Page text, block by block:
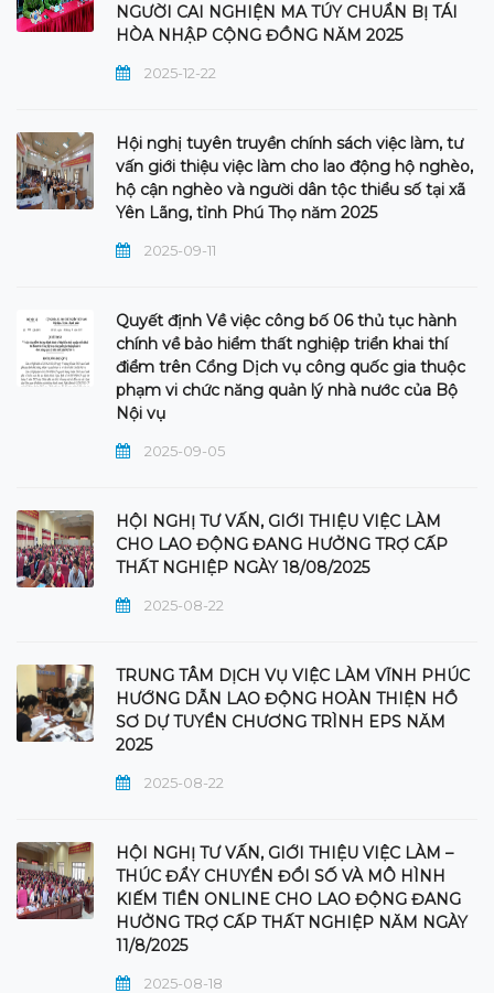
NGƯỜI CAI NGHIỆN MA TÚY CHUẨN BỊ TÁI
HÒA NHẬP CỘNG ĐỒNG NĂM 2025
2025-12-22
Hội nghị tuyên truyền chính sách việc làm, tư
vấn giới thiệu việc làm cho lao động hộ nghèo,
hộ cận nghèo và người dân tộc thiểu số tại xã
Yên Lãng, tỉnh Phú Thọ năm 2025
2025-09-11
Quyết định Về việc công bố 06 thủ tục hành
chính về bảo hiểm thất nghiệp triển khai thí
điểm trên Cổng Dịch vụ công quốc gia thuộc
phạm vi chức năng quản lý nhà nước của Bộ
Nội vụ
2025-09-05
HỘI NGHỊ TƯ VẤN, GIỚI THIỆU VIỆC LÀM
CHO LAO ĐỘNG ĐANG HƯỞNG TRỢ CẤP
THẤT NGHIỆP NGÀY 18/08/2025
2025-08-22
TRUNG TÂM DỊCH VỤ VIỆC LÀM VĨNH PHÚC
HƯỚNG DẪN LAO ĐỘNG HOÀN THIỆN HỒ
SƠ DỰ TUYỂN CHƯƠNG TRÌNH EPS NĂM
2025
2025-08-22
HỘI NGHỊ TƯ VẤN, GIỚI THIỆU VIỆC LÀM –
THÚC ĐẨY CHUYỂN ĐỔI SỐ VÀ MÔ HÌNH
KIẾM TIỀN ONLINE CHO LAO ĐỘNG ĐANG
HƯỞNG TRỢ CẤP THẤT NGHIỆP NĂM NGÀY
11/8/2025
2025-08-18